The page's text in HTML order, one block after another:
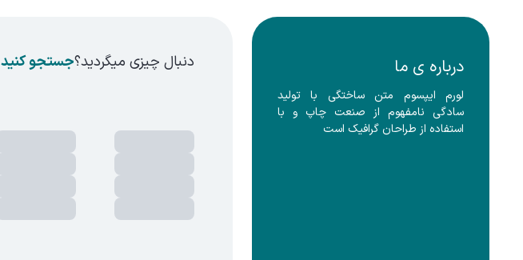
درباره ی ما
استفاده از طراحان گرافیک است
دنبال چیزی میگردید؟جستجو کنید